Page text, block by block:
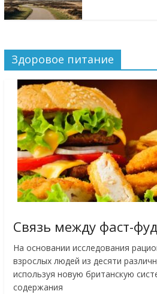
Здоровое питание
Связь между фаст-
На основании исследования
взрослых людей из десяти
используя новую британскую
содержания